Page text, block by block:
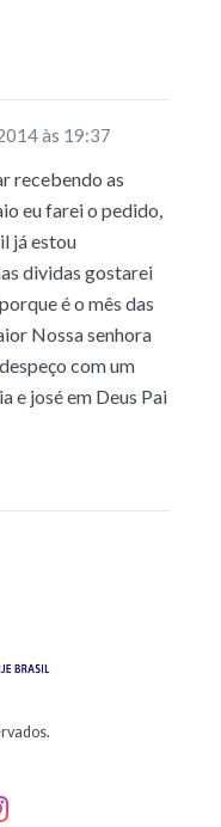
às 19:37
recebendo as
eu farei o pedido,
já estou
dividas gostarei
é o mês das
Nossa senhora
com um
e josé em Deus Pai